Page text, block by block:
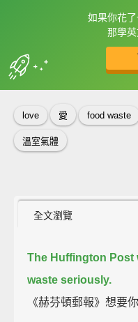
如果你花
那學
框選或點兩下
收錄佳句
love 愛 food waste
溫室氣體
全文瀏覽
The Huffington Post
waste seriously.
《赫芬頓郵報》想要